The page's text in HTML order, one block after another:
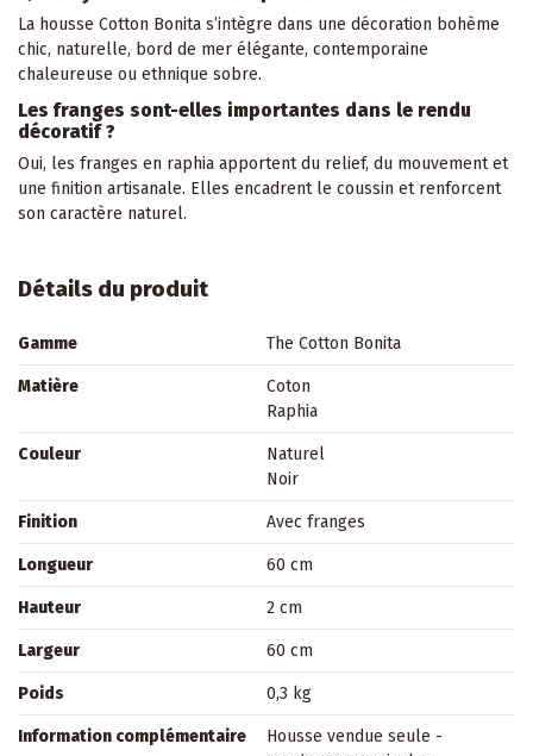
La housse Cotton Bonita s’intègre dans une décoration bohème
chic, naturelle, bord de mer élégante, contemporaine
chaleureuse ou ethnique sobre.
Les franges sont-elles importantes dans le rendu
décoratif ?
Oui, les franges en raphia apportent du relief, du mouvement et
une finition artisanale. Elles encadrent le coussin et renforcent
son caractère naturel.
Détails du produit
Gamme The Cotton Bonita
Matière
Coton
Raphia
Couleur
Naturel
Noir
Finition Avec franges
Longueur 60 cm
Hauteur 2 cm
Largeur 60 cm
Poids 0,3 kg
Information complémentaire
Housse vendue seule -